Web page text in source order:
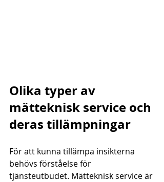
Olika typer av
mätteknisk service och
deras tillämpningar
För att kunna tillämpa insikterna
behövs förståelse för
tjänsteutbudet. Mätteknisk service är